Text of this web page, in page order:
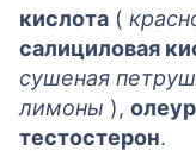
кислота (
салициловая
сушеная
лимоны ),
тестостерон.